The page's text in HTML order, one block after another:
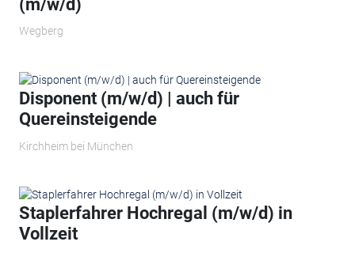
(m/w/d)
Wegberg
Disponent (m/w/d) | auch für
Quereinsteigende
Kirchheim bei München
Staplerfahrer Hochregal (m/w/d) in
Vollzeit